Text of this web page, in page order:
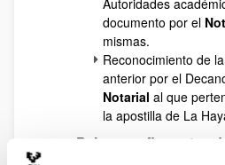
Autoridades
documento por el
mismas.
Reconocimiento de
anterior por el
Notarial al que
la apostilla de La
Paises no firmantes